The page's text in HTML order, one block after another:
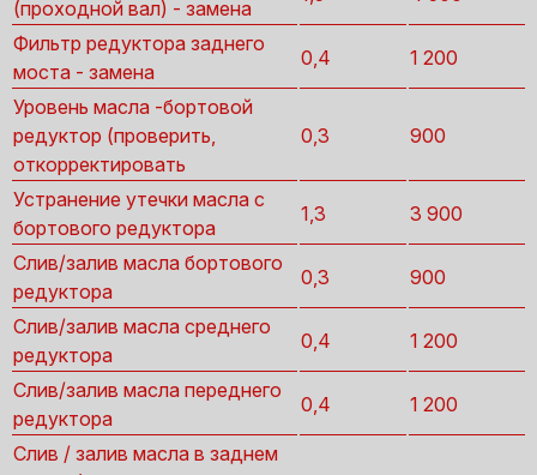
(проходной вал) - замена
Фильтр редуктора заднего
моста - замена
0,4 1 200
Уровень масла -бортовой
редуктор (проверить,
откорректировать
0,3 900
Устранение утечки масла с
бортового редуктора
1,3 3 900
Слив/залив масла бортового
редуктора
0,3 900
Слив/залив масла среднего
редуктора
0,4 1 200
Слив/залив масла переднего
редуктора
0,4 1 200
Слив / залив масла в заднем